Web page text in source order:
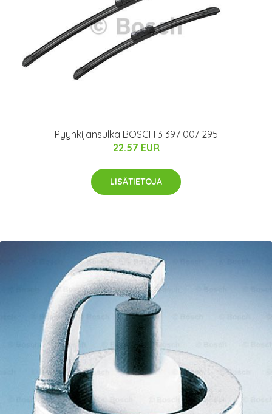
Pyyhkijänsulka BOSCH 3 397 007 295
22.57 EUR
LISÄTIETOJA